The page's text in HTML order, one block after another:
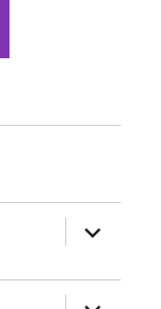
anzeigen